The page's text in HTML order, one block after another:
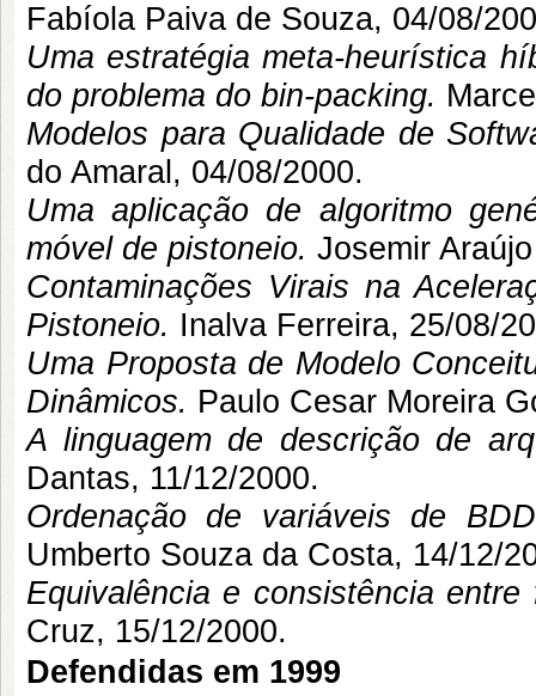
Fabíola Paiva de Souza, 04/08/
Uma estratégia meta-heurística
do problema do bin-packing.
Modelos para Qualidade de
do Amaral , 04/08/2000.
Uma aplicação de algoritmo
móvel de pistoneio. Josemir
Contaminações Virais na
Pistoneio. Inalva Ferreira, 25/08/
Uma Proposta de Modelo
Dinâmicos. Paulo Cesar Moreira
A linguagem de descrição de
Dantas, 11/12/2000.
Ordenação de variáveis de
Umberto Souza da Costa, 14/12/
Equivalência e consistência
Cruz, 15/12/2000.
Defendidas em 1999